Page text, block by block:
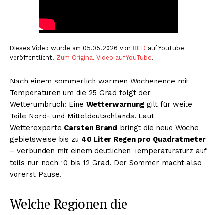
Dieses Video wurde am 05.05.2026 von BILD auf YouTube
veröffentlicht. Zum Original-Video auf YouTube.
Nach einem sommerlich warmen Wochenende mit
Temperaturen um die 25 Grad folgt der
Wetterumbruch: Eine Wetterwarnung gilt für weite
Teile Nord- und Mitteldeutschlands. Laut
Wetterexperte Carsten Brand bringt die neue Woche
gebietsweise bis zu 40 Liter Regen pro Quadratmeter
– verbunden mit einem deutlichen Temperatursturz auf
teils nur noch 10 bis 12 Grad. Der Sommer macht also
vorerst Pause.
Welche Regionen die